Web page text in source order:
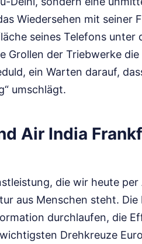
Wiedersehen mit seiner
seines Telefons unter
der Triebwerke
ein Warten darauf,
umschlägt.
Air India
die wir heute per
aus Menschen steht.
durchlaufen, die
Drehkreuze